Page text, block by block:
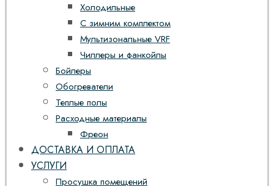
Холодильные
С зимним комплектом
Мультизональные VRF
Чиллеры и фанкойлы
Бойлеры
Обогреватели
Теплые полы
Расходные материалы
Фреон
ДОСТАВКА И ОПЛАТА
УСЛУГИ
Просушка помещений